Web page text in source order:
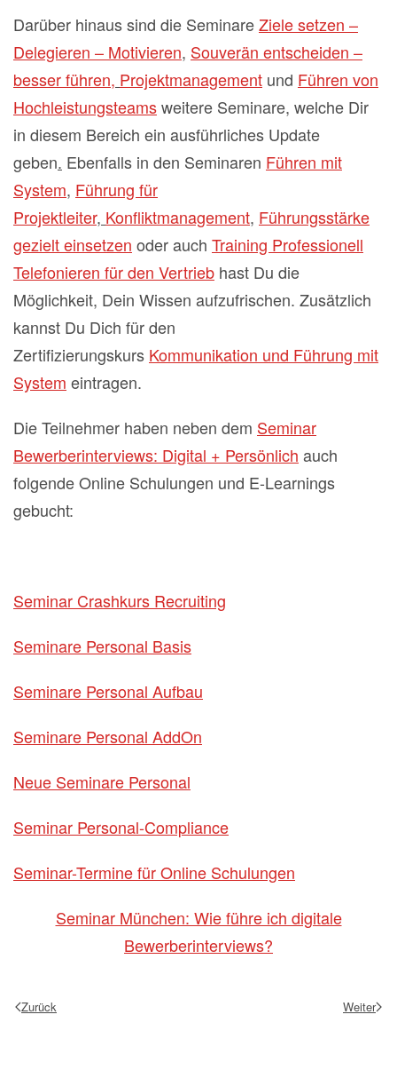
Darüber hinaus sind die SeminareZiele setzen –
Delegieren – Motivieren, Souverän entscheiden –
besser führen, Projektmanagement und Führen von
Hochleistungsteamsweitere Seminare, welche Dir
in diesem Bereich ein ausführliches Update
geben. Ebenfalls in den Seminaren Führen mit
System, Führung für
Projektleiter, Konfliktmanagement, Führungsstärke
gezielt einsetzen oder auch Training Professionell
Telefonieren für den Vertrieb hast Du die
Möglichkeit, Dein Wissen aufzufrischen. Zusätzlich
kannst Du Dich für den
Zertifizierungskurs Kommunikation und Führung mit
System eintragen.
Die Teilnehmer haben neben dem Seminar
Bewerberinterviews: Digital + Persönlich auch
folgende Online Schulungen und E-Learnings
gebucht:
Seminar Crashkurs Recruiting
Seminare Personal Basis
Seminare Personal Aufbau
Seminare Personal AddOn
Neue Seminare Personal
Seminar Personal-Compliance
Seminar-Termine für Online Schulungen
Seminar München: Wie führe ich digitale
Bewerberinterviews?
Zurück Weiter